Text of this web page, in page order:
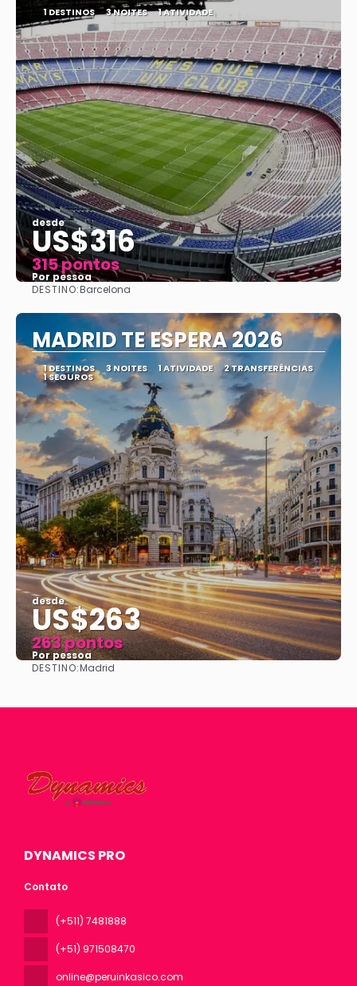
1 DESTINOS 3 NOITES 1 ATIVIDADE
desde
US$316
315 pontos
Por pessoa
DESTINO:Barcelona
MADRID TE ESPERA 2026
1 DESTINOS 3 NOITES 1 ATIVIDADE 2 TRANSFERÊNCIAS
1 SEGUROS
desde
US$263
263 pontos
Por pessoa
DESTINO:Madrid
DYNAMICS PRO
Contato
(+511) 7481888
(+51) 971508470
online@peruinkasico.com